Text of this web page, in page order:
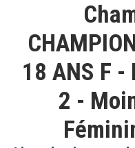
18 ANS F -
2 -